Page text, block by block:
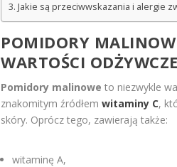
Jakie są przeciwwskazania i alergie
POMIDORY
WARTOŚCI
Pomidory malinowe to niezwykle
znakomitym źródłemwitaminy C,
skóry. Oprócz tego, zawierają także:
witaminę A,